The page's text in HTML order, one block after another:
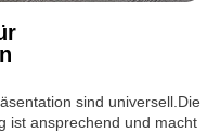
sind universell.Die
ist ansprechend und macht